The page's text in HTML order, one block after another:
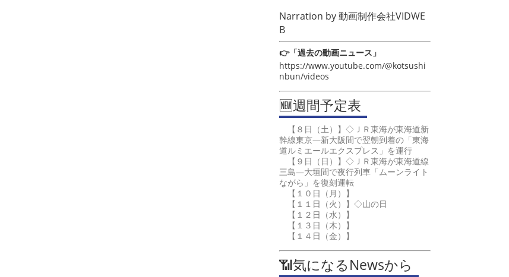
Narration by動画制作会社VIDWE
B
👉「過去の動画ニュース」
https://www.youtube.com/@kotsushi
nbun/videos
🆕週間予定表
【８日（土）】◇ＪＲ東海が東海道新
幹線東京―新大阪間で翌朝到着の「東海
道ルミエールエクスプレス」を運行
【９日（日）】◇ＪＲ東海が東海道線
三島―大垣間で夜行列車「ムーンライト
ながら」を復刻運転
【１０日（月）】
【１１日（火）】◇山の日
【１２日（水）】
【１３日（木）】
【１４日（金）】
📶気になるNewsから